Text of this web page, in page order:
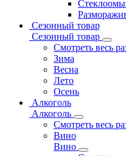
Сезонный товар
Сезонный товар
Смотреть весь
Зима
Весна
Лето
Осень
Алкоголь
Алкоголь
Смотреть весь
Вино
Вино